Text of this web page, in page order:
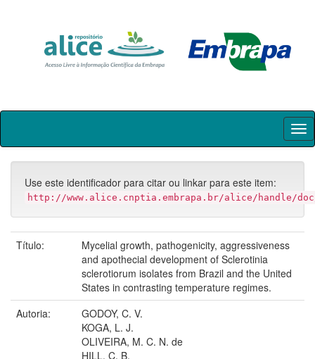
Skip
Use este identificador para citar ou linkar para este item:
http://www.alice.cnptia.embrapa.br/alice/handle/doc/
Título:
Mycelial growth, pathogenicity, aggressiveness
and apothecial development of Sclerotinia
sclerotiorum isolates from Brazil and the United
States in contrasting temperature regimes.
Autoria:
GODOY, C. V.
KOGA, L. J.
OLIVEIRA, M. C. N. de
HILL, C. B.